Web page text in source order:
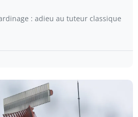
: adieu au tuteur classique